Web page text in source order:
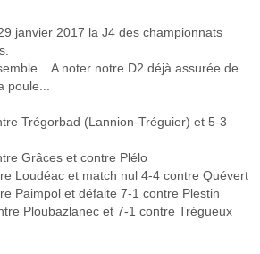
janvier 2017 la J4 des championnats
A noter notre D2 déjà assurée de
poule...
Trégorbad (Lannion-Tréguier) et 5-3
Grâces et contre Plélo
Loudéac et match nul 4-4 contre Quévert
Paimpol et défaite 7-1 contre Plestin
Ploubazlanec et 7-1 contre Trégueux